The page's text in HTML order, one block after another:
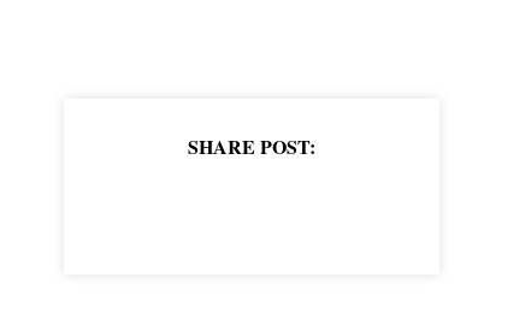
SHARE POST: